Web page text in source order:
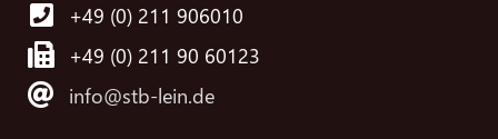
+49 (0) 211 906010
+49 (0) 211 90 60123
info@stb-lein.de